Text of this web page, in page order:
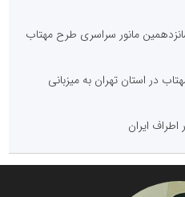
در شانزدهمین مانور سراسری طرح مهتاب
در استان تهران به میزبانی
ایران